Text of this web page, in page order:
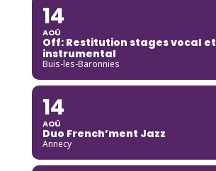
14
AOÛ
Off: Restitution stages vocal et
instrumental
Buis-les-Baronnies
14
AOÛ
Duo French’ment Jazz
Annecy